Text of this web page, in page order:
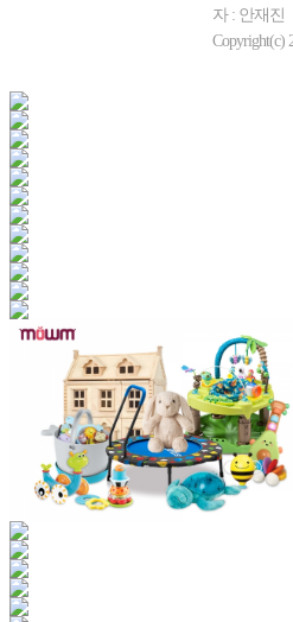
자 : 안재진
Copyright(c)